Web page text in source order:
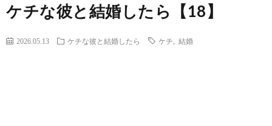
ケチな彼と結婚したら【18】
2026.05.13 ケチな彼と結婚したら ケチ 結婚